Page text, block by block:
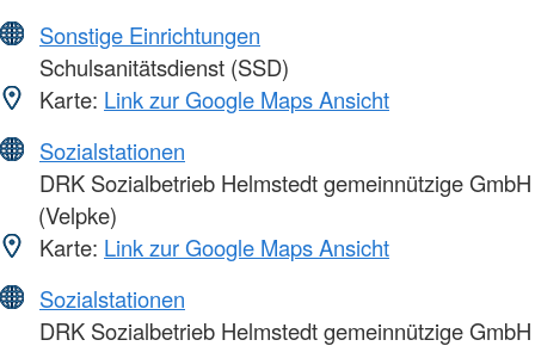
Sonstige Einrichtungen
Schulsanitätsdienst (SSD)
Karte: Link zur Google Maps Ansicht
Sozialstationen
DRK Sozialbetrieb Helmstedt gemeinnützige GmbH
(Velpke)
Karte: Link zur Google Maps Ansicht
Sozialstationen
DRK Sozialbetrieb Helmstedt gemeinnützige GmbH